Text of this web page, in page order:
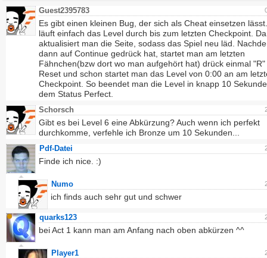
Guest2395783
Es gibt einen kleinen Bug, der sich als Cheat einsetzen
läuft einfach das Level durch bis zum letzten Checkpoint.
aktualisiert man die Seite, sodass das Spiel neu läd.
dann auf Continue gedrück hat, startet man am letzten
Fähnchen(bzw dort wo man aufgehört hat) drück einmal
Reset und schon startet man das Level von 0:00 an am
Checkpoint. So beendet man die Level in knapp 10
dem Status Perfect.
Schorsch
Gibt es bei Level 6 eine Abkürzung? Auch wenn ich perfekt
durchkomme, verfehle ich Bronze um 10 Sekunden...
Pdf-Datei
Finde ich nice. :)
Numo
ich finds auch sehr gut und schwer
quarks123
bei Act 1 kann man am Anfang nach oben abkürzen ^^
Player1